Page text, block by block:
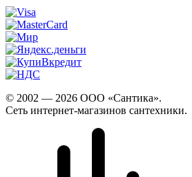
© 2002 — 2026 ООО «Сантика».
Сеть интернет-магазинов сантехники.